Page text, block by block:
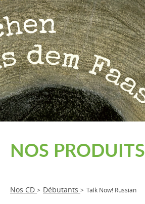
NOS PRODUITS
Nos CD > Débutants > Talk Now! Russian